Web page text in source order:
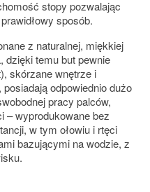
stopy pozwalając
sposób.
z naturalnej, miękkiej
dzięki temu but pewnie
skórzane wnętrze i
odpowiednio dużo
pracy palców,
– wyprodukowane bez
w tym ołowiu i rtęci
bazującymi na wodzie, z